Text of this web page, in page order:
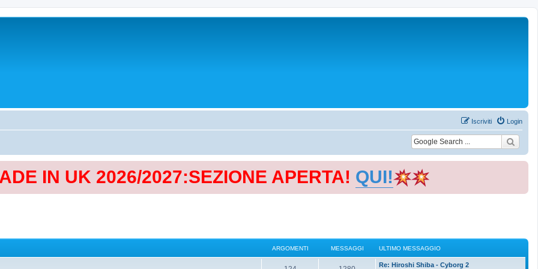
Login
Iscriviti
IN UK 2026/2027:SEZIONE APERTA! QUI!
ARGOMENTI MESSAGGI ULTIMO MESSAGGIO
Re: Hiroshi Shiba - Cyborg 2